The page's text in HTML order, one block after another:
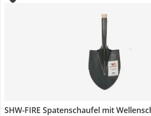
SHW-FIRE Spatenschaufel mit